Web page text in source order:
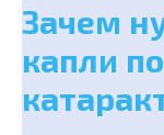
Зачем
капли